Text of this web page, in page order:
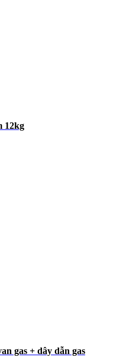
12kg
gas + dây dẫn gas